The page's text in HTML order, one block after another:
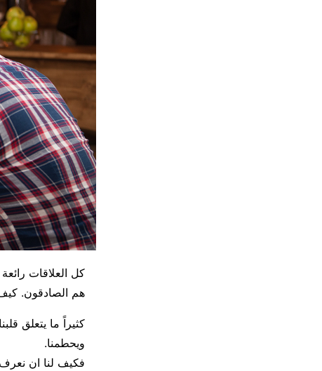
كل العلاقات
هم الصادقون.
كثيراً ما يتعلق
ويحطمنا.
فكيف لنا ان